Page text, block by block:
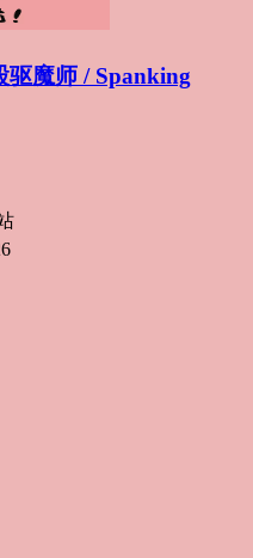
驱魔师 / Spanking